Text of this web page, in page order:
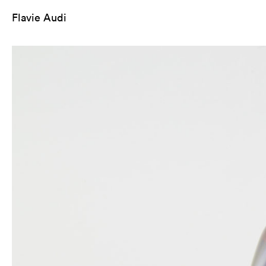
Flavie Audi